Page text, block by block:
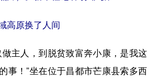
原换了人间
主人，到脱贫致富奔小康，是我这
事！”坐在位于昌都市芒康县索多西